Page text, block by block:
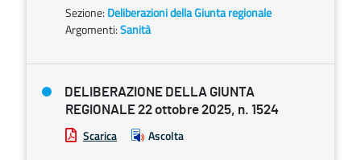
Sezione: Deliberazioni della Giunta regionale
Argomenti:Sanità
DELIBERAZIONE DELLA GIUNTA
REGIONALE 22 ottobre 2025, n. 1524
Scarica Ascolta